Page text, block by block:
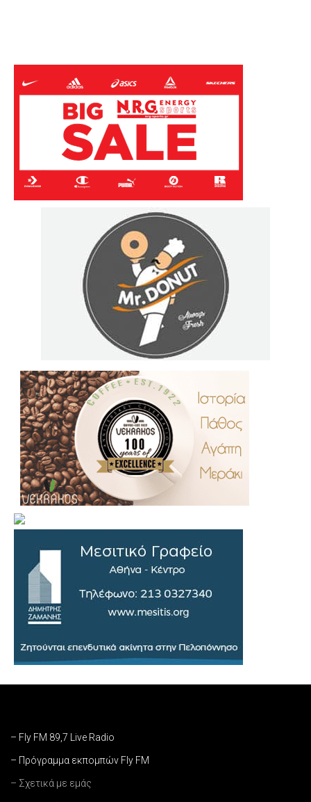
– Fly FM 89,7 Live Radio
– Πρόγραμμα εκπομπών Fly FM
– Σχετικά με εμάς